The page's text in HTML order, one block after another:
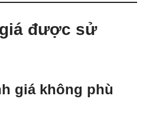
được sử
giá không phù